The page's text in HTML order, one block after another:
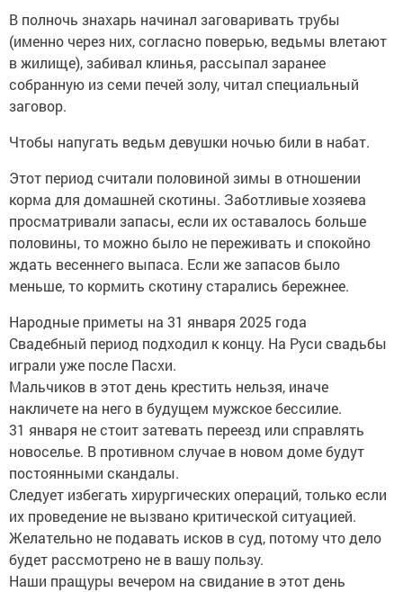
В полночь знахарь начинал заговаривать трубы
(именно через них, согласно поверью, ведьмы влетают
в жилище), забивал клинья, рассыпал заранее
собранную из семи печей золу, читал специальный
заговор.
Чтобы напугать ведьм девушки ночью били в набат.
Этот период считали половиной зимы в отношении
корма для домашней скотины. Заботливые хозяева
просматривали запасы, если их оставалось больше
половины, то можно было не переживать и спокойно
ждать весеннего выпаса. Если же запасов было
меньше, то кормить скотину старались бережнее.
Народные приметы на 31 января 2025 года
Свадебный период подходил к концу. На Руси свадьбы
играли уже после Пасхи.
Мальчиков в этот день крестить нельзя, иначе
накличете на него в будущем мужское бессилие.
31 января не стоит затевать переезд или справлять
новоселье. В противном случае в новом доме будут
постоянными скандалы.
Следует избегать хирургических операций, только если
их проведение не вызвано критической ситуацией.
Желательно не подавать исков в суд, потому что дело
будет рассмотрено не в вашу пользу.
Наши пращуры вечером на свидание в этот день